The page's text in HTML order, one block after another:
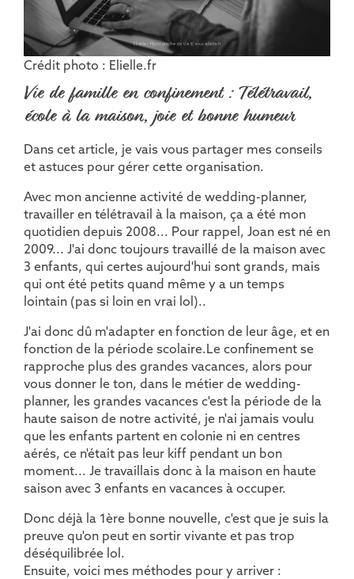
Crédit photo : Elielle.fr
Vie de famille en confinement : Télétravail,
école à la maison, joie et bonne humeur
Dans cet article, je vais vous partager mes conseils
et astuces pour gérer cette organisation.
Avec mon ancienne activité de wedding-planner,
travailler en télétravail à la maison, ça a été mon
quotidien depuis 2008... Pour rappel, Joan est né en
2009... J'ai donc toujours travaillé de la maison avec
3 enfants, qui certes aujourd'hui sont grands, mais
qui ont été petits quand même y a un temps
lointain (pas si loin en vrai lol)..
J'ai donc dû m'adapter en fonction de leur âge, et en
fonction de la période scolaire.Le confinement se
rapproche plus des grandes vacances, alors pour
vous donner le ton, dans le métier de wedding-
planner, les grandes vacances c'est la période de la
haute saison de notre activité, je n'ai jamais voulu
que les enfants partent en colonie ni en centres
aérés, ce n'était pas leur kiff pendant un bon
moment... Je travaillais donc à la maison en haute
saison avec 3 enfants en vacances à occuper.
Donc déjà la 1ère bonne nouvelle, c'est que je suis la
preuve qu'on peut en sortir vivante et pas trop
déséquilibrée lol.
Ensuite, voici mes méthodes pour y arriver :